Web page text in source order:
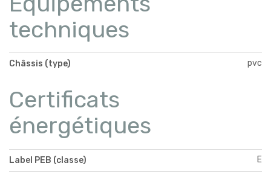
techniques
Châssis (type) pvc
Certificats
énergétiques
Label PEB (classe) E